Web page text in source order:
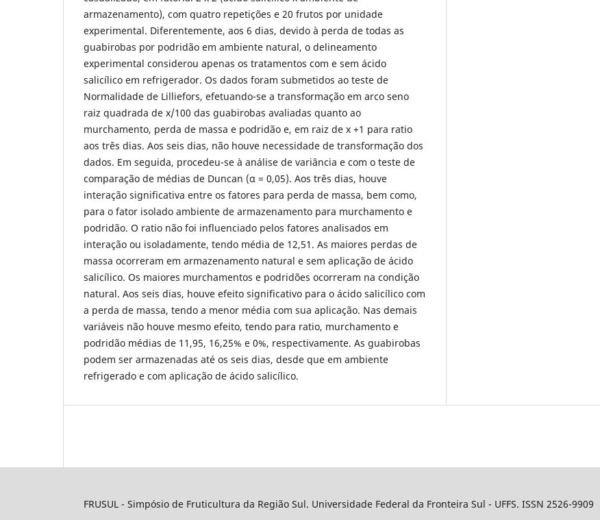
armazenamento), com quatro repetições e 20 frutos por unidade
experimental. Diferentemente, aos 6 dias, devido à perda de todas as
guabirobas por podridão em ambiente natural, o delineamento
experimental considerou apenas os tratamentos com e sem ácido
salicílico em refrigerador. Os dados foram submetidos ao teste de
Normalidade de Lilliefors, efetuando-se a transformação em arco seno
raiz quadrada de x/100 das guabirobas avaliadas quanto ao
murchamento, perda de massa e podridão e, em raiz de x +1 para ratio
aos três dias. Aos seis dias, não houve necessidade de transformação dos
dados. Em seguida, procedeu-se à análise de variância e com o teste de
comparação de médias de Duncan (α = 0,05). Aos três dias, houve
interação significativa entre os fatores para perda de massa, bem como,
para o fator isolado ambiente de armazenamento para murchamento e
podridão. O ratio não foi influenciado pelos fatores analisados em
interação ou isoladamente, tendo média de 12,51. As maiores perdas de
massa ocorreram em armazenamento natural e sem aplicação de ácido
salicílico. Os maiores murchamentos e podridões ocorreram na condição
natural. Aos seis dias, houve efeito significativo para o ácido salicílico com
a perda de massa, tendo a menor média com sua aplicação. Nas demais
variáveis não houve mesmo efeito, tendo para ratio, murchamento e
podridão médias de 11,95, 16,25% e 0%, respectivamente. As guabirobas
podem ser armazenadas até os seis dias, desde que em ambiente
refrigerado e com aplicação de ácido salicílico.
FRUSUL - Simpósio de Fruticultura da Região Sul. Universidade Federal da Fronteira Sul - UFFS. ISSN 2526-9909